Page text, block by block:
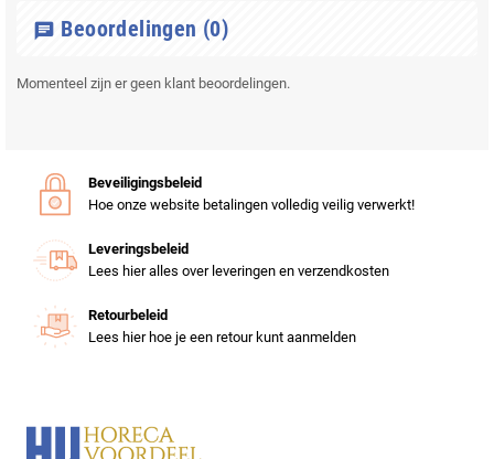
chat Beoordelingen (0)
Momenteel zijn er geen klant beoordelingen.
Beveiligingsbeleid
Hoe onze website betalingen volledig veilig verwerkt!
Leveringsbeleid
Lees hier alles over leveringen en verzendkosten
Retourbeleid
Lees hier hoe je een retour kunt aanmelden